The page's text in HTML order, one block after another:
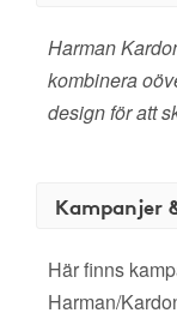
Harman
kombinera
design för att
Kampanjer
Här finns
Harman/